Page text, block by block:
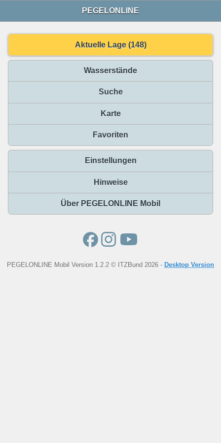
PEGELONLINE
Aktuelle Lage (148)
Wasserstände
Suche
Karte
Favoriten
Einstellungen
Hinweise
Über PEGELONLINE Mobil
PEGELONLINE Mobil Version 1.2.2 © ITZBund 2026 - Desktop Version